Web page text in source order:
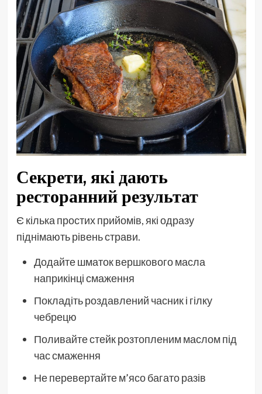
Секрети, які дають
ресторанний результат
Є кілька простих прийомів, які одразу
піднімають рівень страви.
Додайте шматок вершкового масла
наприкінці смаження
Покладіть роздавлений часник і гілку
чебрецю
Поливайте стейк розтопленим маслом під
час смаження
Не перевертайте м’ясо багато разів